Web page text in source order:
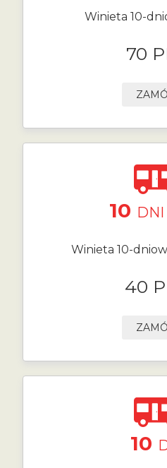
Winieta 10-
70
10 DNI
Winieta 10-
40
10